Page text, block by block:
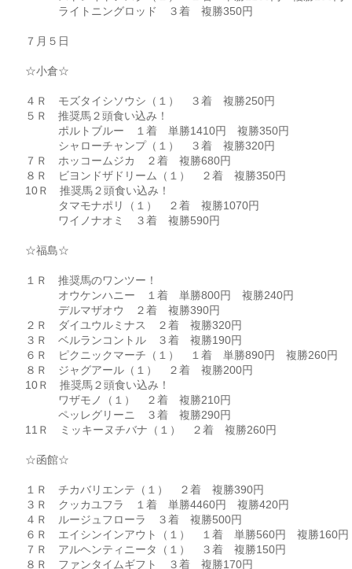
ライトニングロッド ３着 複勝350円
７月５日
☆小倉☆
４Ｒ モズタイシソウシ（１） ３着 複勝250円
５Ｒ 推奨馬２頭食い込み！
ポルトブルー １着 単勝1410円 複勝350円
シャローチャンプ（１） ３着 複勝320円
７Ｒ ホッコームジカ ２着 複勝680円
８Ｒ ビヨンドザドリーム（１） ２着 複勝350円
10Ｒ 推奨馬２頭食い込み！
タマモナポリ（１） ２着 複勝1070円
ワイノナオミ ３着 複勝590円
☆福島☆
１Ｒ 推奨馬のワンツー！
オウケンハニー １着 単勝800円 複勝240円
デルマザオウ ２着 複勝390円
２Ｒ ダイユウルミナス ２着 複勝320円
３Ｒ ベルランコントル ３着 複勝190円
６Ｒ ピクニックマーチ（１） １着 単勝890円 複勝260円
８Ｒ ジャグアール（１） ２着 複勝200円
10Ｒ 推奨馬２頭食い込み！
ワザモノ（１） ２着 複勝210円
ペッレグリーニ ３着 複勝290円
11Ｒ ミッキーヌチバナ（１） ２着 複勝260円
☆函館☆
１Ｒ チカバリエンテ（１） ２着 複勝390円
３Ｒ クッカユフラ １着 単勝4460円 複勝420円
４Ｒ ルージュフローラ ３着 複勝500円
６Ｒ エイシンインアウト（１） １着 単勝560円 複勝160円
７Ｒ アルヘンティニータ（１） ３着 複勝150円
８Ｒ ファンタイムギフト ３着 複勝170円